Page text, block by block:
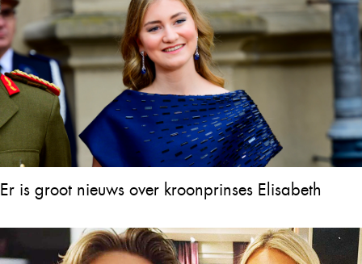
Er is groot nieuws over kroonprinses Elisabeth